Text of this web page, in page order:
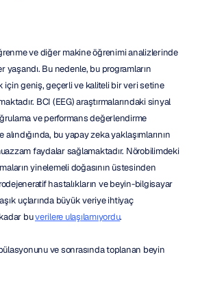
ve diğer makine öğrenimi analizlerinde
yaşandı. Bu nedenle, bu programların
geniş, geçerli ve kaliteli bir veri setine
BCI (EEG) araştırmalarındaki sinyal
ve performans değerlendirme
bu yapay zeka yaklaşımlarının
faydalar sağlamaktadır. Nörobilimdeki
yinelemeli doğasının üstesinden
hastalıkların ve beyin-bilgisayar
uçlarında büyük veriye ihtiyaç
bu verilere ulaşılamıyordu.
ve sonrasında toplanan beyin